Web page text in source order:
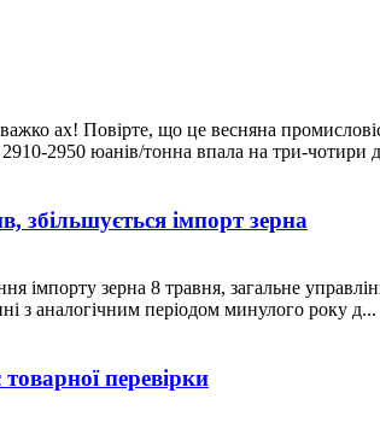
ах! Повірте, що це весняна
2950 юанів/тонна впала на три-чотири
збільшується імпорт зерна
імпорту зерна 8 травня, загальне
з аналогічним періодом минулого року д...
перевірки